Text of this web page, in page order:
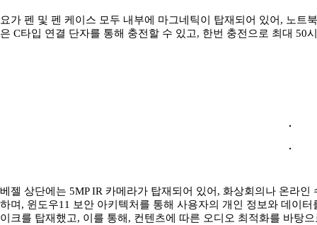
요가 펜 및 펜 케이스 모두 내부에 마그네틱이 탑재되어 있어, 노트
은 C타입 연결 단자를 통해 충전할 수 있고, 한번 충전으로 최대 50
베젤 상단에는 5MP IR 카메라가 탑재되어 있어, 화상회의나 온라
하며, 윈도우11 보안 아키텍처를 통해 사용자의 개인 정보와 데이
이크를 탑재했고, 이를 통해, 컨텐츠에 따른 오디오 최적화를 바탕